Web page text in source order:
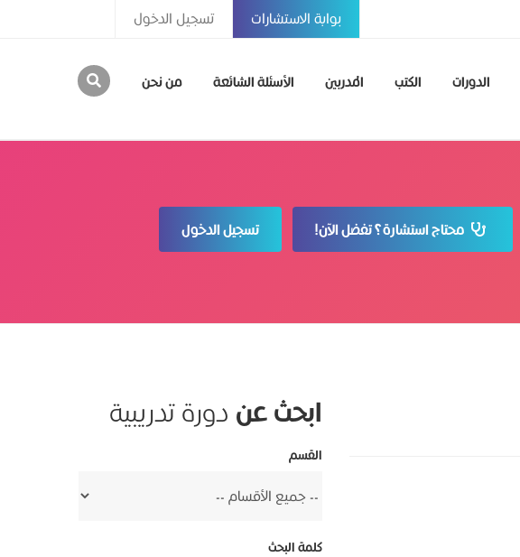
تسجيل الدخول بوابة الاستشارات
الدورات الكتب المدربين الأسئلة الشائعة من نحن
محتاج استشارة؟ تفضل الآن! تسجيل الدخول
ابحث عن دورة تدريبية
القسم
كلمة البحث